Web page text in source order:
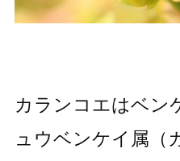
カランコエはベン
ュウベンケイ属（